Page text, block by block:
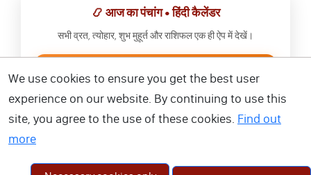
📿 आज का पंचांग • हिंदी कैलेंडर
सभी व्रत, त्योहार, शुभ मुहूर्त और राशिफल एक ही ऐप में देखें।
📅 हिंदी कैलेंडर ऐप डाउनलोड करें
We use cookies to ensure you get the best user
experience on our website. By continuing to use this
site, you agree to the use of these cookies. Find out
more